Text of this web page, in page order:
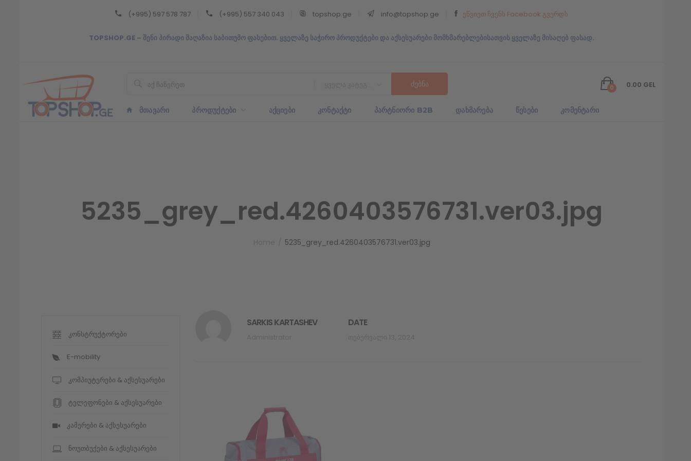
(+995) 597 578 787 (+995) 557 340 043 topshop.ge info@topshop.ge ეწვიეთ ჩვენს Facebook გვერდს
TOPSHOP.GE – შენი პირადი მაღაზია საბითუმო ფასებით. ყველაზე საჭირო პროდუქტები და აქსესუარები მომხმარებლებისათვის ყველაზე მისაღებ ფასად.
0 0.00 GEL
ᲛᲗᲐᲕᲐᲠᲘ ᲞᲠᲝᲓᲣᲥᲢᲔᲑᲘ ᲐᲥᲪᲘᲔᲑᲘ ᲙᲝᲜᲢᲐᲥᲢᲘ ᲞᲐᲠᲢᲜᲘᲝᲠᲘ B2B ᲓᲐᲮᲛᲐᲠᲔᲑᲐ ᲬᲔᲡᲔᲑᲘ ᲙᲝᲛᲔᲜᲢᲐᲠᲘ
5235_grey_red.4260403576731.ver03.jpg
5235_grey_red.4260403576731.ver03.jpg
SARKIS KARTASHEV DATE
კონსტრუქტორები
E-mobility
კომპიუტერები & აქსესუარები
ტელეფონები & აქსესუარები
კამერები & აქსესუარები
ნოუთბუქები & აქსესუარები